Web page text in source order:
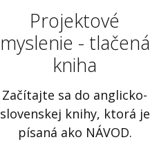
Projektové
myslenie - tlačená
kniha
Začítajte sa do anglicko-
slovenskej knihy, ktorá je
písaná ako NÁVOD.